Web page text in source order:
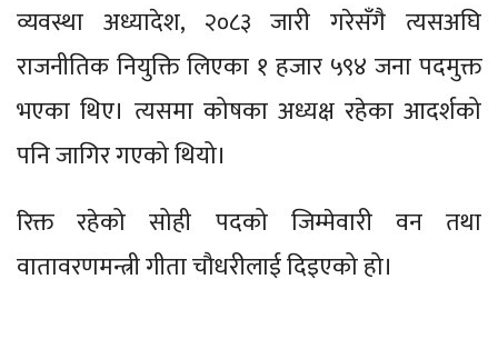
व्यवस्था अध्यादेश, २०८३ जारी गरेसँगै त्यसअघि
राजनीतिक नियुक्ति लिएका १ हजार ५९४ जना पदमुक्त
भएका थिए। त्यसमा कोषका अध्यक्ष रहेका आदर्शको
पनि जागिर गएको थियो।
रिक्त रहेको सोही पदको जिम्मेवारी वन तथा
वातावरणमन्त्री गीता चौधरीलाई दिइएको हो।